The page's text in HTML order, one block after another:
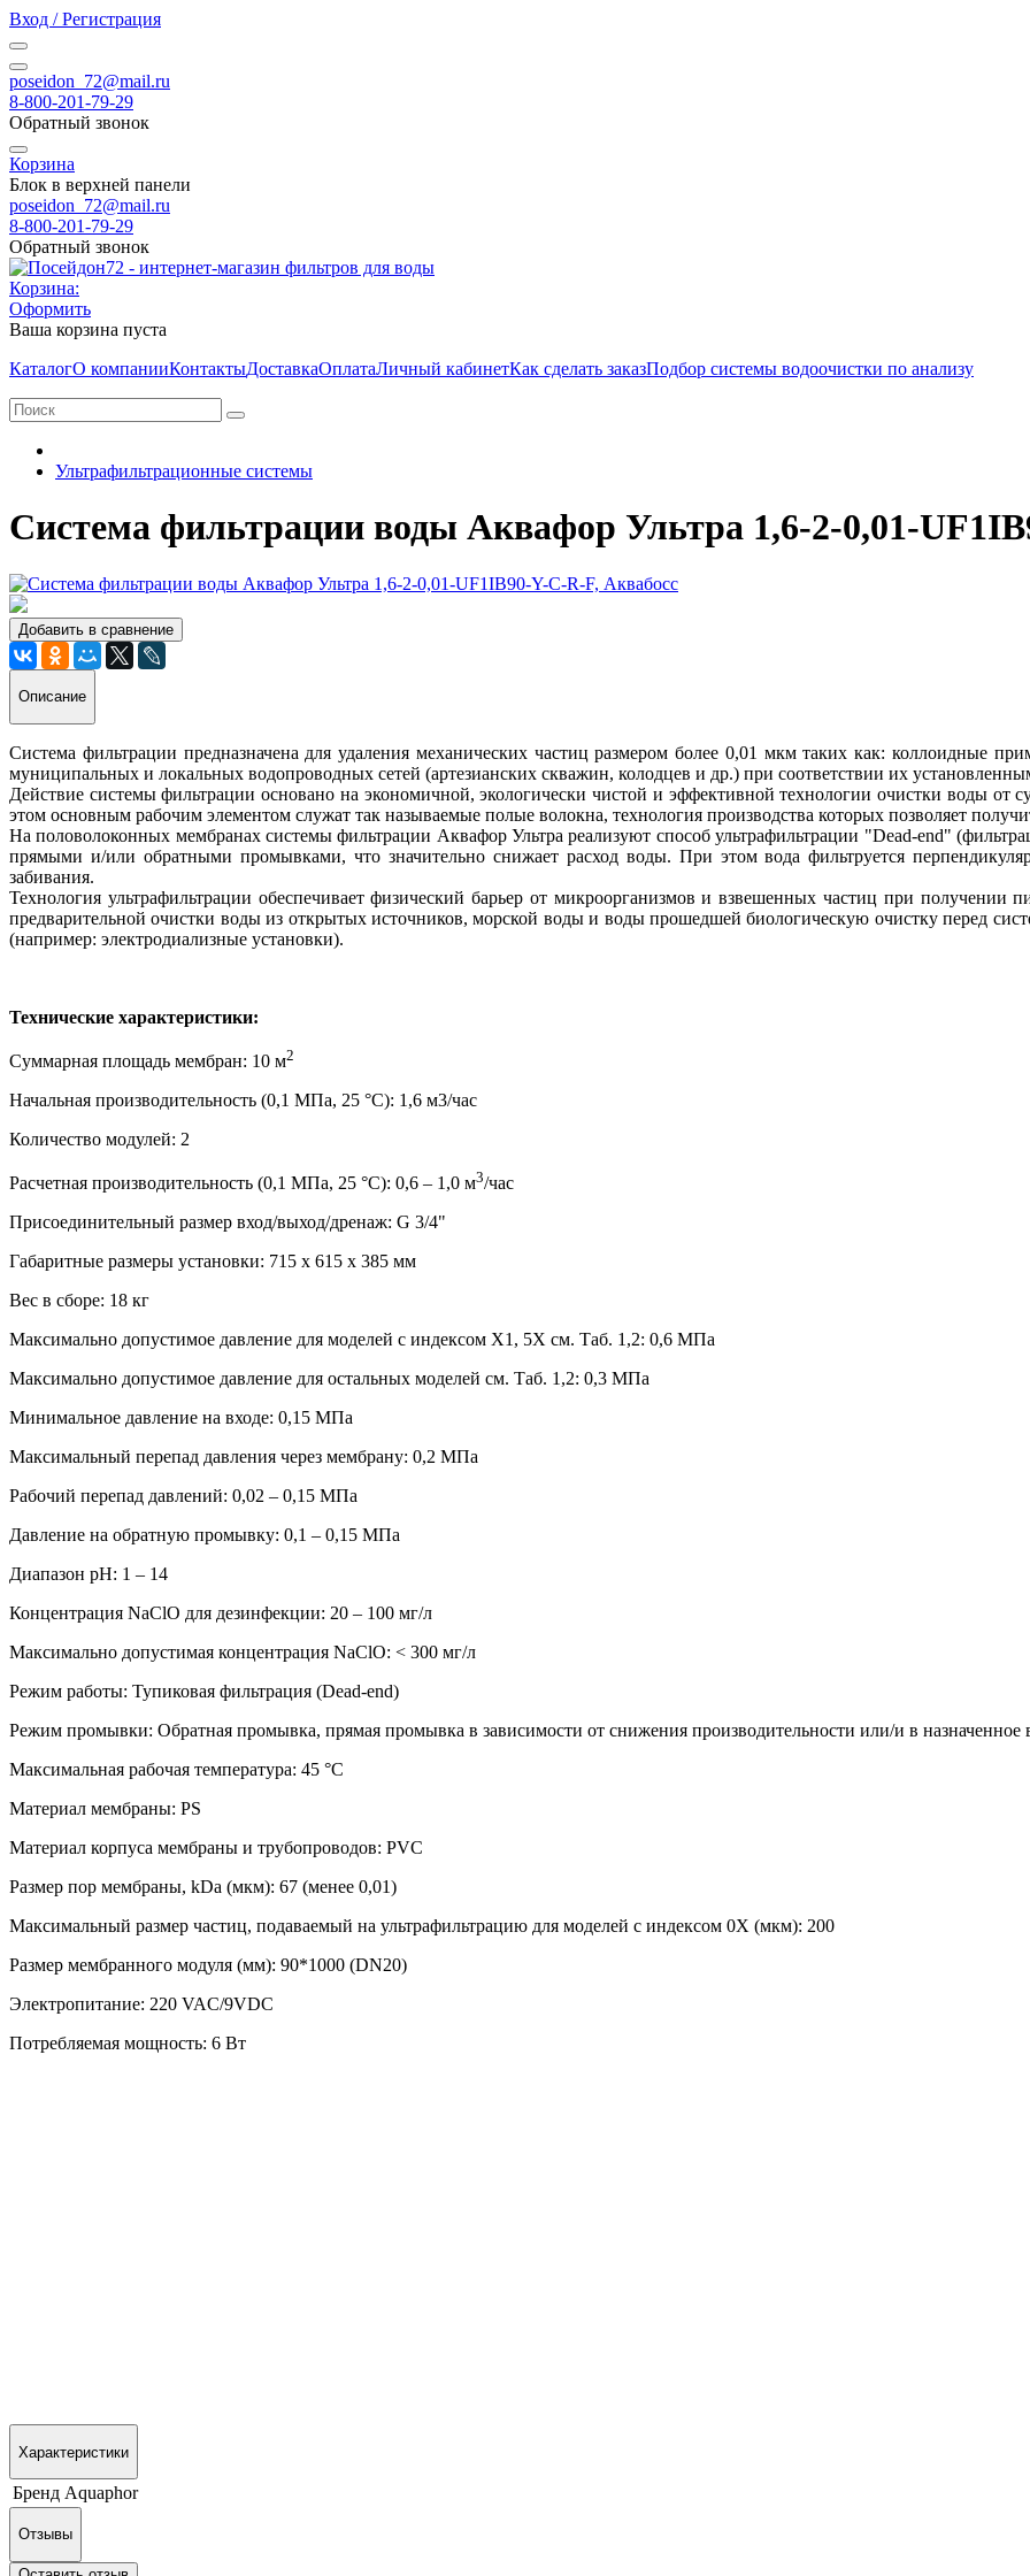
Вход / Регистрация
poseidon_72@mail.ru
8-800-201-79-29
Обратный звонок
Корзина
Блок в верхней панели
poseidon_72@mail.ru
8-800-201-79-29
Обратный звонок
Корзина:
Оформить
Ваша корзина пуста
КаталогО компанииКонтактыДоставкаОплатаЛичный кабинетКак сделать заказПодбор системы водоочистки по анализу
Ультрафильтрационные системы
Система фильтрации воды Аквафор Ультра 1,6-2-0,01-
Добавить в сравнение
Описание
Система фильтрации предназначена для удаления механических частиц размером более 0,01 мкм таких как: коллоидные
муниципальных и локальных водопроводных сетей (артезианских скважин, колодцев и др.) при соответствии их
Действие системы фильтрации основано на экономичной, экологически чистой и эффективной технологии очистки воды от
этом основным рабочим элементом служат так называемые полые волокна, технология производства которых позволяет
На половолоконных мембранах системы фильтрации Аквафор Ультра реализуют способ ультрафильтрации "Dead-end"
прямыми и/или обратными промывками, что значительно снижает расход воды. При этом вода фильтруется
забивания.
Технология ультрафильтрации обеспечивает физический барьер от микроорганизмов и взвешенных частиц при получении
предварительной очистки воды из открытых источников, морской воды и воды прошедшей биологическую очистку перед
(например: электродиализные установки).
Технические характеристики:
Суммарная площадь мембран: 10 м2
Начальная производительность (0,1 МПа, 25 °С): 1,6 м3/час
Количество модулей: 2
Расчетная производительность (0,1 МПа, 25 °С): 0,6 – 1,0 м3/час
Присоединительный размер вход/выход/дренаж: G 3/4"
Габаритные размеры установки: 715 x 615 x 385 мм
Вес в сборе: 18 кг
Максимально допустимое давление для моделей с индексом X1, 5X см. Таб. 1,2: 0,6 МПа
Максимально допустимое давление для остальных моделей см. Таб. 1,2: 0,3 МПа
Минимальное давление на входе: 0,15 МПа
Максимальный перепад давления через мембрану: 0,2 МПа
Рабочий перепад давлений: 0,02 – 0,15 МПа
Давление на обратную промывку: 0,1 – 0,15 МПа
Диапазон pH: 1 – 14
Концентрация NaClO для дезинфекции: 20 – 100 мг/л
Максимально допустимая концентрация NaClO: < 300 мг/л
Режим работы: Тупиковая фильтрация (Dead-end)
Режим промывки: Обратная промывка, прямая промывка в зависимости от снижения производительности или/и в назначенное
Максимальная рабочая температура: 45 °С
Материал мембраны: PS
Материал корпуса мембраны и трубопроводов: PVC
Размер пор мембраны, kDa (мкм): 67 (менее 0,01)
Максимальный размер частиц, подаваемый на ультрафильтрацию для моделей с индексом 0X (мкм): 200
Размер мембранного модуля (мм): 90*1000 (DN20)
Электропитание: 220 VAC/9VDC
Потребляемая мощность: 6 Вт
Характеристики
Бренд Aquaphor
Отзывы